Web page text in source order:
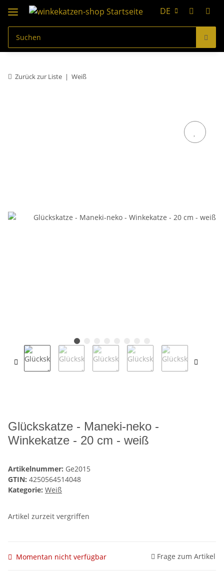
DE
Zurück zur Liste Weiß
Glückskatze - Maneki-neko -
Winkekatze - 20 cm - weiß
Artikelnummer: Ge2015
GTIN: 4250564514048
Kategorie: Weiß
Artikel zurzeit vergriffen
Momentan nicht verfügbar Frage zum Artikel